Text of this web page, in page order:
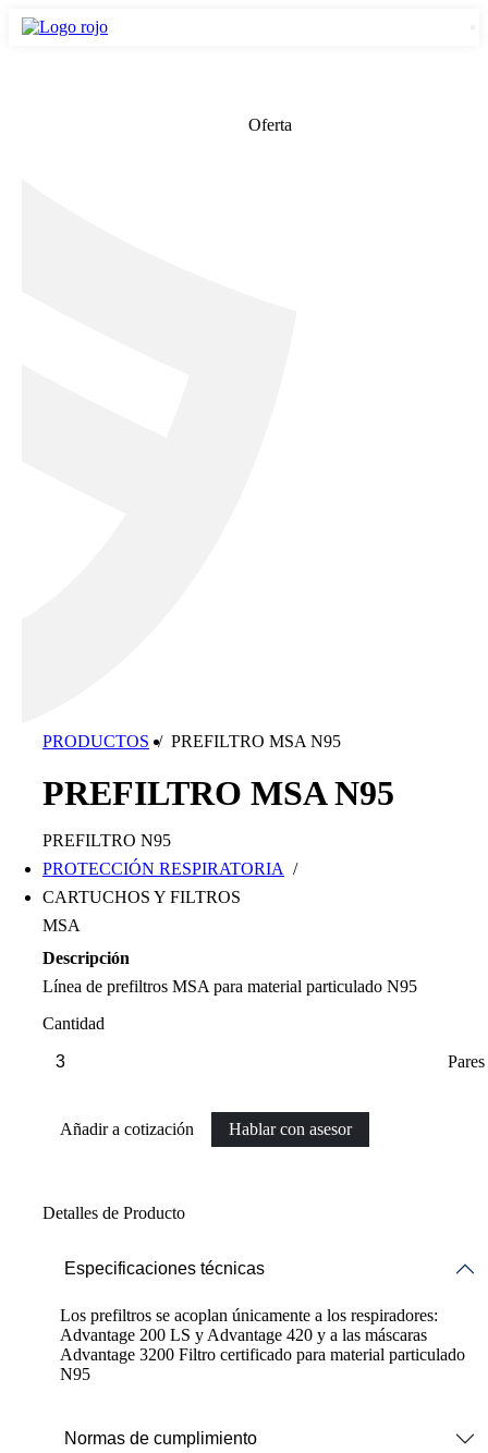
Oferta
PRODUCTOS / PREFILTRO MSA N95
PREFILTRO MSA N95
PREFILTRO N95
PROTECCIÓN RESPIRATORIA /
CARTUCHOS Y FILTROS
MSA
Descripción
Línea de prefiltros MSA para material particulado N95
Cantidad
Pares
Añadir a cotización Hablar con asesor
Detalles de Producto
Especificaciones técnicas
Los prefiltros se acoplan únicamente a los respiradores:
Advantage 200 LS y Advantage 420 y a las máscaras
Advantage 3200 Filtro certificado para material particulado
N95
Normas de cumplimiento